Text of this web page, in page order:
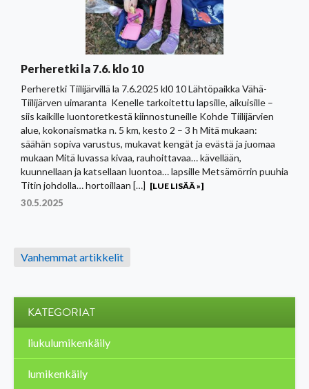
Perheretki la 7.6. klo 10
Perheretki Tiilijärvillä la 7.6.2025 kl0 10 Lähtöpaikka Vähä-
Tiilijärven uimaranta Kenelle tarkoitettu lapsille, aikuisille –
siis kaikille luontoretkestä kiinnostuneille Kohde Tiilijärvien
alue, kokonaismatka n. 5 km, kesto 2 – 3 h Mitä mukaan:
säähän sopiva varustus, mukavat kengät ja evästä ja juomaa
mukaan Mitä luvassa kivaa, rauhoittavaa… kävellään,
kuunnellaan ja katsellaan luontoa… lapsille Metsämörrin puuhia
Titin johdolla… hortoillaan […] [LUE LISÄÄ »]
30.5.2025
Artikkelien
selaus
Vanhemmat artikkelit
KATEGORIAT
liukulumikenkäily
lumikenkäily